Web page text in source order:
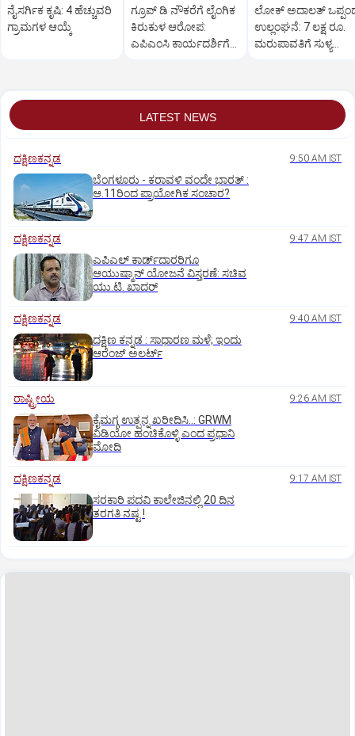
ನೈಸರ್ಗಿಕ ಕೃಷಿ: 4 ಹೆಚ್ಚುವರಿ
ಗ್ರಾಮಗಳ ಆಯ್ಕೆ
ಗ್ರೂಪ್ ಡಿ ನೌಕರೆಗೆ ಲೈಂಗಿಕ
ಕಿರುಕುಳ ಆರೋಪ:
ಎಪಿಎಂಸಿ ಕಾರ್ಯದರ್ಶಿಗೆ
ಲೋಕ್ ಅದಾಲತ್
ಉಲ್ಲಂಘನೆ: 7 ಲಕ್ಷ ರೂ.
ಮರುಪಾವತಿಗೆ ಸುಳ್ಯ
LATEST NEWS
ದಕ್ಷಿಣಕನ್ನಡ 9:50 AM IST
ಬೆಂಗಳೂರು - ಕರಾವಳಿ ವಂದೇ ಭಾರತ್‌ :
ಆ.11ರಿಂದ ಪ್ರಾಯೋಗಿಕ ಸಂಚಾರ?
ದಕ್ಷಿಣಕನ್ನಡ 9:47 AM IST
ಎಪಿಎಲ್‌ ಕಾರ್ಡ್‌ದಾರರಿಗೂ
ಆಯುಷ್ಮಾನ್‌ ಯೋಜನೆ ವಿಸ್ತರಣೆ: ಸಚಿವ
ಯು.ಟಿ. ಖಾದರ್
ದಕ್ಷಿಣಕನ್ನಡ 9:40 AM IST
ದಕ್ಷಿಣ ಕನ್ನಡ : ಸಾಧಾರಣ ಮಳೆ; ಇಂದು
ಆರೆಂಜ್‌ ಅಲರ್ಟ್
ರಾಷ್ಟ್ರೀಯ 9:26 AM IST
ಕೈಮಗ್ಗ ಉತ್ಪನ್ನ ಖರೀದಿಸಿ..: GRWM
ವಿಡಿಯೋ ಹಂಚಿಕೊಳ್ಳಿ ಎಂದ ಪ್ರಧಾನಿ
ಮೋದಿ
ದಕ್ಷಿಣಕನ್ನಡ 9:17 AM IST
ಸರಕಾರಿ ಪದವಿ ಕಾಲೇಜಿನಲ್ಲಿ 20 ದಿನ
ತರಗತಿ ನಷ್ಟ !